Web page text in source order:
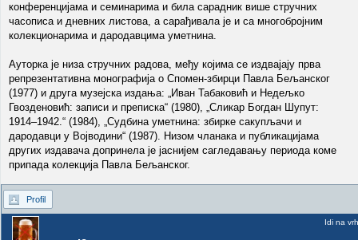
конференцијама и семинарима и била сарадник више стручних
часописа и дневних листова, а сарађивала је и са многобројним
колекционарима и дародавцима уметнина.
Ауторка је низа стручних радова, међу којима се издвајају прва
репрезентативна монографија o Спомен-збирци Павла Бељанског
(1977) и друга музејска издања: „Иван Табаковић и Недељко
Гвозденовић: записи и преписка“ (1980), „Сликар Богдан Шупут:
1914–1942.“ (1984), „Судбина уметнина: збирке сакупљачи и
дародавци у Војводини“ (1987). Низом чланака и публикацијама
других издавача допринела је јаснијем сагледавању периода коме
припада колекција Павла Бељанског.
Profil
Idi na vrh